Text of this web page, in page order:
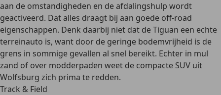
aan de omstandigheden en de afdalingshulp wordt
geactiveerd. Dat alles draagt bij aan goede off-road
eigenschappen. Denk daarbij niet dat de Tiguan een echte
terreinauto is, want door de geringe bodemvrijheid is de
grens in sommige gevallen al snel bereikt. Echter in mul
zand of over modderpaden weet de compacte SUV uit
Wolfsburg zich prima te redden.
Track & Field